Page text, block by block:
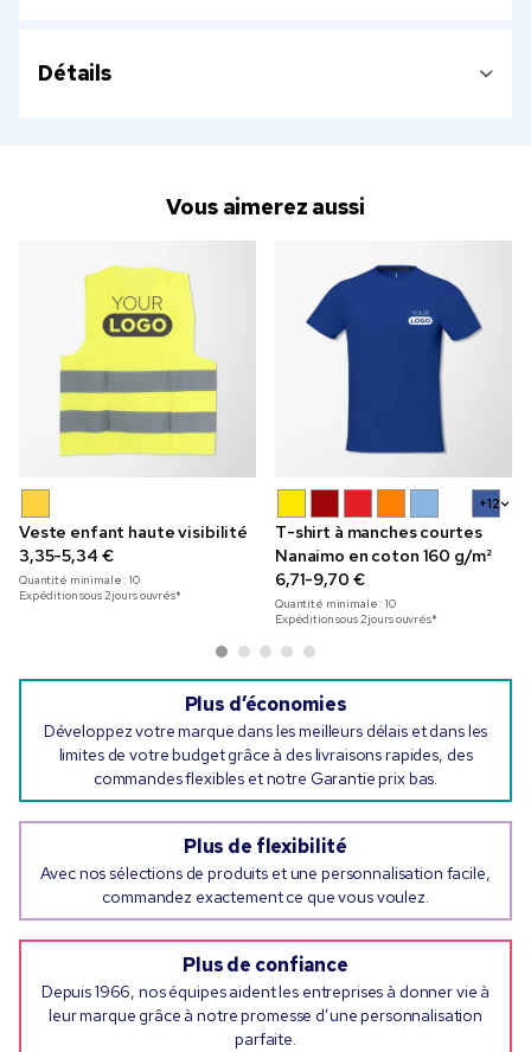
Détails
Vous aimerez aussi
Veste enfant haute visibilité
3,35-5,34 €
Quantité minimale :10
Expédition sous 2 jours ouvrés*
+12
T-shirt à manches courtes
Nanaimo en coton 160 g/m²
6,71-9,70 €
Quantité minimale :10
Expédition sous 2 jours ouvrés*
Plus d’économies
Développez votre marque dans les meilleurs délais et dans les
limites de votre budget grâce à des livraisons rapides, des
commandes flexibles et notre Garantie prix bas.
Plus de flexibilité
Avec nos sélections de produits et une personnalisation facile,
commandez exactement ce que vous voulez.
Plus de confiance
Depuis 1966, nos équipes aident les entreprises à donner vie à
leur marque grâce à notre promesse d’une personnalisation
parfaite.